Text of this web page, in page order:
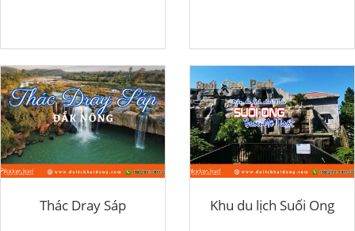
Thác Dray Sáp Khu du lịch Suối Ong